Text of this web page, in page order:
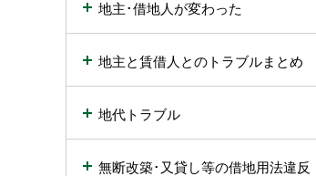
地主･借地人が変わった
地主と賃借人とのトラブルまとめ
地代トラブル
無断改築･又貸し等の借地用法違反